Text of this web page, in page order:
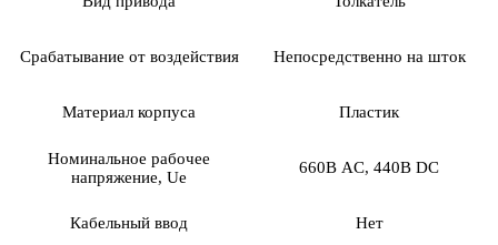
Срабатывание от воздействия Непосредственно на шток
Материал корпуса Пластик
Номинальное рабочее
напряжение, Ue
660В AC, 440В DC
Кабельный ввод Нет